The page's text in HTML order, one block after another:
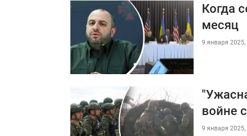
Когда
месяц
9 января 2025,
войне
9 января 2025,